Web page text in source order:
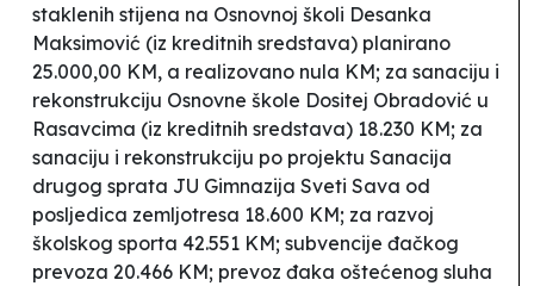
staklenih stijena na Osnovnoj školi Desanka
Maksimović (iz kreditnih sredstava) planirano
25.000,00 KM, a realizovano nula KM; za sanaciju i
rekonstrukciju Osnovne škole Dositej Obradović u
Rasavcima (iz kreditnih sredstava) 18.230 KM; za
sanaciju i rekonstrukciju po projektu Sanacija
drugog sprata JU Gimnazija Sveti Sava od
posljedica zemljotresa 18.600 KM; za razvoj
školskog sporta 42.551 KM; subvencije đačkog
prevoza 20.466 KM; prevoz đaka oštećenog sluha